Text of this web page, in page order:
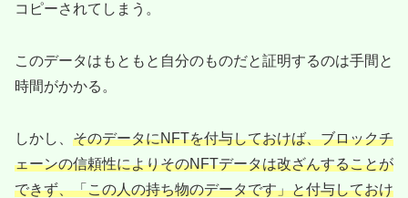
コピーされてしまう。
このデータはもともと自分のものだと証明するのは手間と
時間がかかる。
しかし、 そのデータにNFTを付与しておけば、ブロックチ
ェーンの信頼性によりそのNFTデータは改ざんすることが
できず、「この人の持ち物のデータです」と付与しておけ